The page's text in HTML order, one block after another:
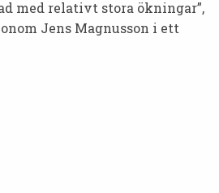
med relativt stora ökningar”,
Jens Magnusson i ett